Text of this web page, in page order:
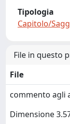
Tipologia
Capitolo/
File in questo
File
commento agli
Dimensione